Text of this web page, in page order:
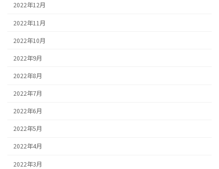
2022年12月
2022年11月
2022年10月
2022年9月
2022年8月
2022年7月
2022年6月
2022年5月
2022年4月
2022年3月